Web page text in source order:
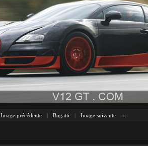
Image précédente | Bugatti | Image suivante »